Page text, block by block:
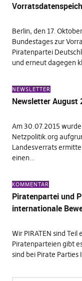
Berlin, den 17.
Bundestages zur
Piratenpartei
und erneut dagegen
NEWSLETTER
Newsletter August
Am 30.07.2015
Netzpolitik.org
Landesverrats
einen…
KOMMENTAR
Piratenpartei und
internationale
Wir PIRATEN sind
Piratenparteien gibt
sind bei Pirate